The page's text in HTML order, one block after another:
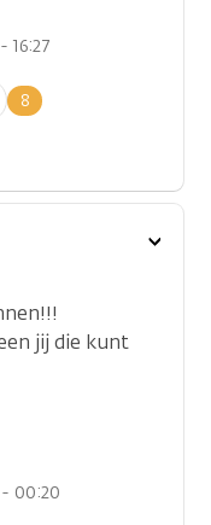
16:27
8
jij die kunt
00:20
Toon